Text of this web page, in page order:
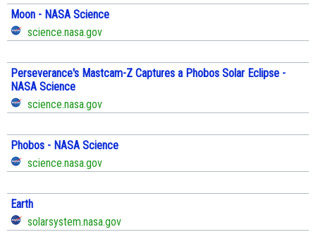
Moon - NASA Science
science.nasa.gov
Perseverance's Mastcam-Z Captures a Phobos Solar Eclipse -
NASA Science
science.nasa.gov
Phobos - NASA Science
science.nasa.gov
Earth
solarsystem.nasa.gov